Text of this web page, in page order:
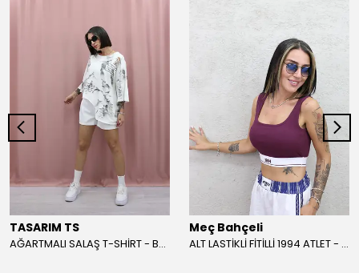
TASARIM TS
AĞARTMALI SALAŞ T-SHİRT - BEYAZ
Meç Bahçeli
ALT LASTİKLİ FİTİLLİ 1994 ATLET - BORDO